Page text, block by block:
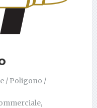
/ Poligono /